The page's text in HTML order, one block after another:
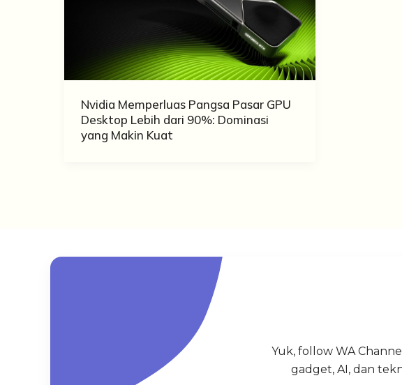
Nvidia Memperluas Pangsa Pasar GPU
Desktop Lebih dari 90%: Dominasi
yang Makin Kuat
Yuk, follow WA
gadget, AI, dan